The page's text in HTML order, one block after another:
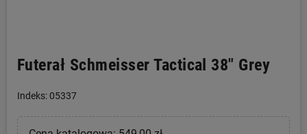
Futerał Schmeisser Tactical 38" Grey
Indeks: 05337